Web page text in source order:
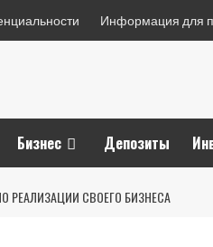
Информация для
Бизнес Депозиты
РЕАЛИЗАЦИИ СВОЕГО БИЗНЕСА